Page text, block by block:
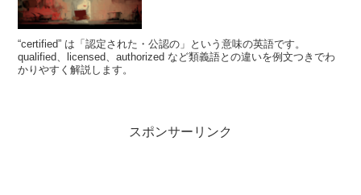
“certified” は「認定された・公認の」という意味の英語です。
qualified、licensed、authorized など類義語との違いを例文つきでわ
かりやすく解説します。
スポンサーリンク